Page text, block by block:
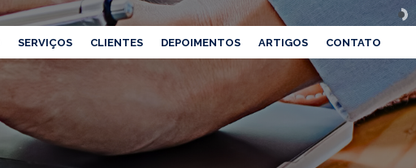
SERVIÇOS CLIENTES DEPOIMENTOS ARTIGOS CONTATO